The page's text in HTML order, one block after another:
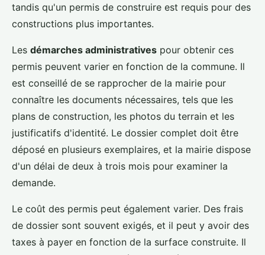
tandis qu'un permis de construire est requis pour des
constructions plus importantes.
Les démarches administratives pour obtenir ces
permis peuvent varier en fonction de la commune. Il
est conseillé de se rapprocher de la mairie pour
connaître les documents nécessaires, tels que les
plans de construction, les photos du terrain et les
justificatifs d'identité. Le dossier complet doit être
déposé en plusieurs exemplaires, et la mairie dispose
d'un délai de deux à trois mois pour examiner la
demande.
Le coût des permis peut également varier. Des frais
de dossier sont souvent exigés, et il peut y avoir des
taxes à payer en fonction de la surface construite. Il